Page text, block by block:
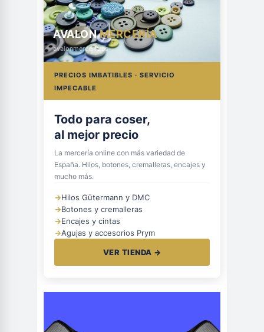
AVALONMERCERÍA
avalonmerceria.es
PRECIOS IMBATIBLES · SERVICIO
IMPECABLE
Todo para coser,
al mejor precio
La mercería online con más variedad de
España. Hilos, botones, cremalleras, encajes y
mucho más.
→Hilos Gütermann y DMC
→Botones y cremalleras
→Encajes y cintas
→Agujas y accesorios Prym
VER TIENDA →